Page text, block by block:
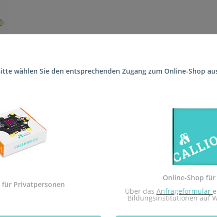
Schule (Nahetalschule FSP Lernen (Förderschule)) geliefert,
I und der Calliope mini Startbox. Das Arbeitsheft
Calliope mini umgesetzt.
I in Rheinland-Pfalz zugelassen.
mit dem Redaktionsteam inf-schule.de, insbesondere Daniel
wählen Sie den entsprechenden Zugang zum Online-Shop
für Privatpersonen
Online-Shop für
Über das Anfrageformular
Bildungsinstitutionen auf